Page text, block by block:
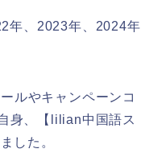
年、2023年、2024年
ルやキャンペーンコ
身、【lilian中国語ス
した。